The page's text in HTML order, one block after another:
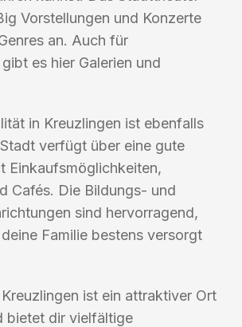
Vorstellungen und Konzerte
an. Auch für
es hier Galerien und
in Kreuzlingen ist ebenfalls
verfügt über eine gute
Einkaufsmöglichkeiten,
Cafés. Die Bildungs- und
sind hervorragend,
Familie bestens versorgt
ist ein attraktiver Ort
bietet dir vielfältige